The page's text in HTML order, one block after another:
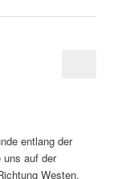
entlang der
uns auf der
Westen.